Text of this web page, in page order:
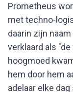
Prometheus
met techno-
daarin zijn
verklaard als
hoogmoed
hem door hem
adelaar elke